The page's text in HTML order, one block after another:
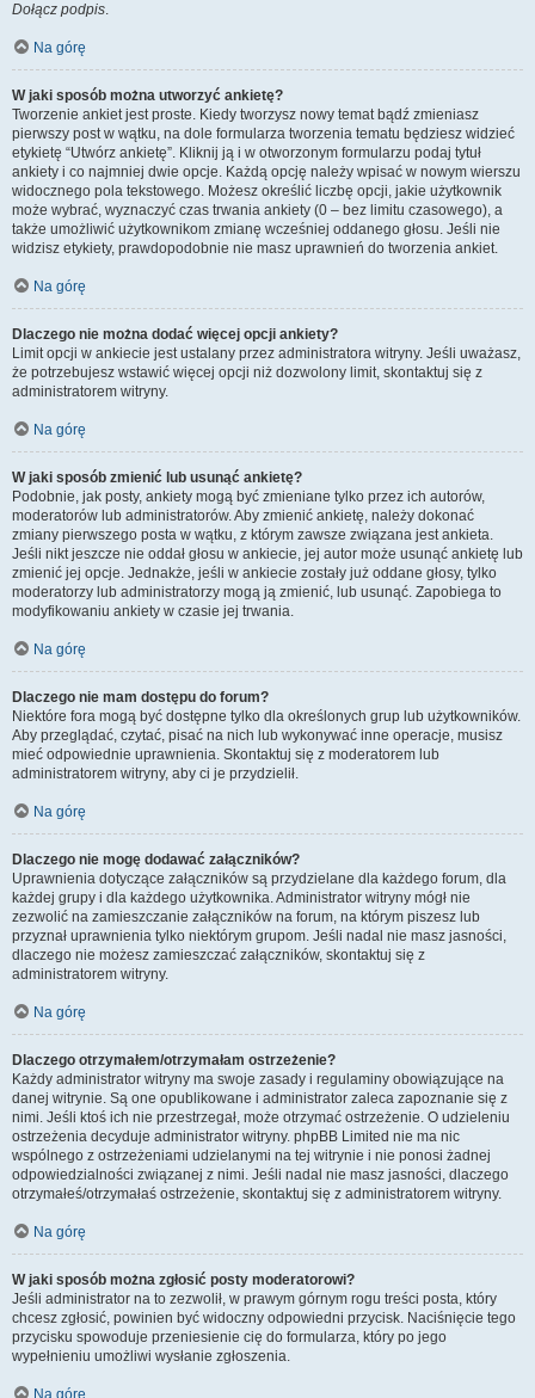
Dołącz podpis.
Na górę
W jaki sposób można utworzyć ankietę?
Tworzenie ankiet jest proste. Kiedy tworzysz nowy temat bądź zmieniasz
pierwszy post w wątku, na dole formularza tworzenia tematu będziesz widzieć
etykietę “Utwórz ankietę”. Kliknij ją i w otworzonym formularzu podaj tytuł
ankiety i co najmniej dwie opcje. Każdą opcję należy wpisać w nowym wierszu
widocznego pola tekstowego. Możesz określić liczbę opcji, jakie użytkownik
może wybrać, wyznaczyć czas trwania ankiety (0 – bez limitu czasowego), a
także umożliwić użytkownikom zmianę wcześniej oddanego głosu. Jeśli nie
widzisz etykiety, prawdopodobnie nie masz uprawnień do tworzenia ankiet.
Na górę
Dlaczego nie można dodać więcej opcji ankiety?
Limit opcji w ankiecie jest ustalany przez administratora witryny. Jeśli uważasz,
że potrzebujesz wstawić więcej opcji niż dozwolony limit, skontaktuj się z
administratorem witryny.
Na górę
W jaki sposób zmienić lub usunąć ankietę?
Podobnie, jak posty, ankiety mogą być zmieniane tylko przez ich autorów,
moderatorów lub administratorów. Aby zmienić ankietę, należy dokonać
zmiany pierwszego posta w wątku, z którym zawsze związana jest ankieta.
Jeśli nikt jeszcze nie oddał głosu w ankiecie, jej autor może usunąć ankietę lub
zmienić jej opcje. Jednakże, jeśli w ankiecie zostały już oddane głosy, tylko
moderatorzy lub administratorzy mogą ją zmienić, lub usunąć. Zapobiega to
modyfikowaniu ankiety w czasie jej trwania.
Na górę
Dlaczego nie mam dostępu do forum?
Niektóre fora mogą być dostępne tylko dla określonych grup lub użytkowników.
Aby przeglądać, czytać, pisać na nich lub wykonywać inne operacje, musisz
mieć odpowiednie uprawnienia. Skontaktuj się z moderatorem lub
administratorem witryny, aby ci je przydzielił.
Na górę
Dlaczego nie mogę dodawać załączników?
Uprawnienia dotyczące załączników są przydzielane dla każdego forum, dla
każdej grupy i dla każdego użytkownika. Administrator witryny mógł nie
zezwolić na zamieszczanie załączników na forum, na którym piszesz lub
przyznał uprawnienia tylko niektórym grupom. Jeśli nadal nie masz jasności,
dlaczego nie możesz zamieszczać załączników, skontaktuj się z
administratorem witryny.
Na górę
Dlaczego otrzymałem/otrzymałam ostrzeżenie?
Każdy administrator witryny ma swoje zasady i regulaminy obowiązujące na
danej witrynie. Są one opublikowane i administrator zaleca zapoznanie się z
nimi. Jeśli ktoś ich nie przestrzegał, może otrzymać ostrzeżenie. O udzieleniu
ostrzeżenia decyduje administrator witryny. phpBB Limited nie ma nic
wspólnego z ostrzeżeniami udzielanymi na tej witrynie i nie ponosi żadnej
odpowiedzialności związanej z nimi. Jeśli nadal nie masz jasności, dlaczego
otrzymałeś/otrzymałaś ostrzeżenie, skontaktuj się z administratorem witryny.
Na górę
W jaki sposób można zgłosić posty moderatorowi?
Jeśli administrator na to zezwolił, w prawym górnym rogu treści posta, który
chcesz zgłosić, powinien być widoczny odpowiedni przycisk. Naciśnięcie tego
przycisku spowoduje przeniesienie cię do formularza, który po jego
wypełnieniu umożliwi wysłanie zgłoszenia.
Na górę